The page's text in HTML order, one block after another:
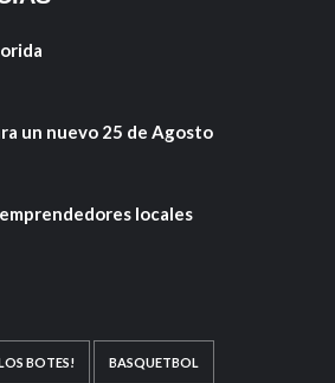
un nuevo 25 de Agosto
locales
BOTES! BASQUETBOL